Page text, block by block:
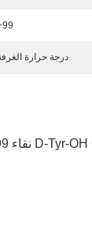
99+
درجة حرارة